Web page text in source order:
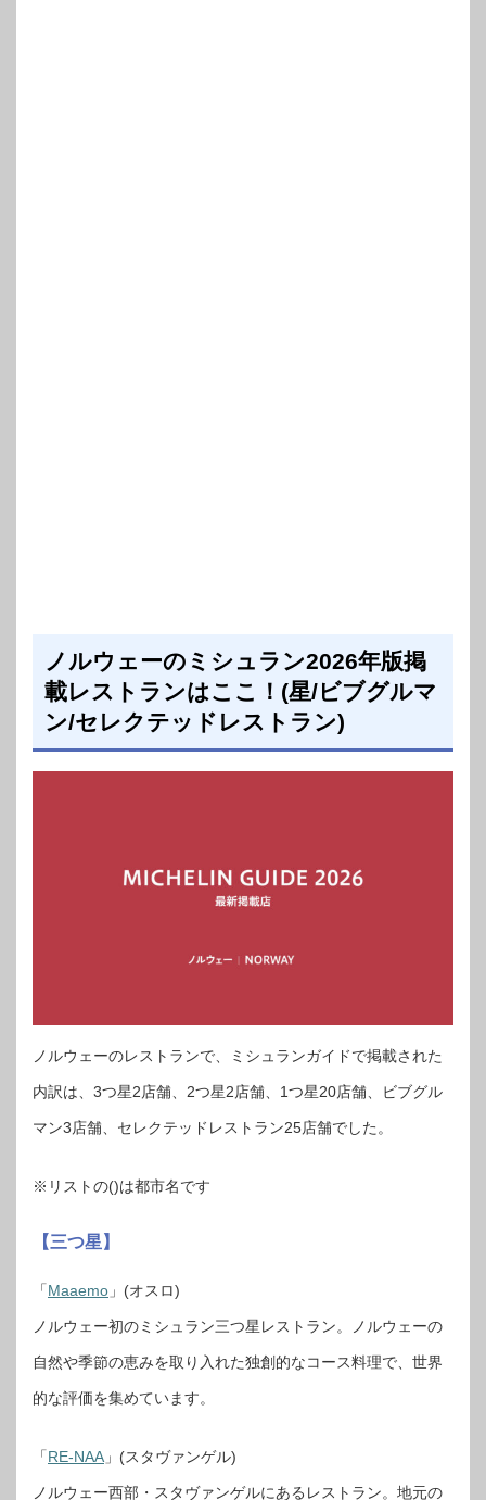
ノルウェーのミシュラン2026年版掲
載レストランはここ！(星/ビブグルマ
ン/セレクテッドレストラン)
ノルウェーのレストランで、ミシュランガイドで掲載された
内訳は、3つ星2店舗、2つ星2店舗、1つ星20店舗、ビブグル
マン3店舗、セレクテッドレストラン25店舗でした。
※リストの()は都市名です
【三つ星】
「Maaemo 」(オスロ)
ノルウェー初のミシュラン三つ星レストラン。ノルウェーの
自然や季節の恵みを取り入れた独創的なコース料理で、世界
的な評価を集めています。
「RE-NAA」(スタヴァンゲル)
ノルウェー西部・スタヴァンゲルにあるレストラン。地元の